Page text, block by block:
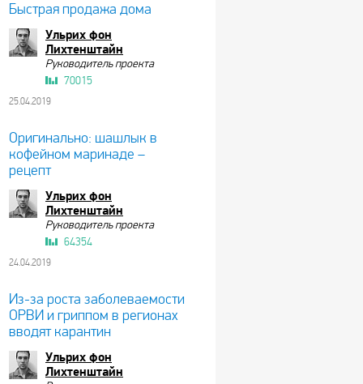
Быстрая продажа дома
Ульрих фон
Лихтенштайн
Руководитель проекта
70015
25.04.2019
Оригинально: шашлык в
кофейном маринаде –
рецепт
Ульрих фон
Лихтенштайн
Руководитель проекта
64354
24.04.2019
Из-за роста заболеваемости
ОРВИ и гриппом в регионах
вводят карантин
Ульрих фон
Лихтенштайн